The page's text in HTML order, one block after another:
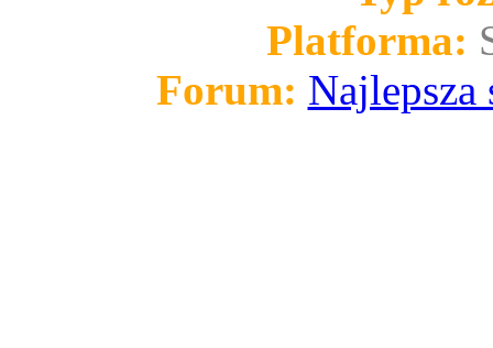
Platforma:
Forum: Najlepsza